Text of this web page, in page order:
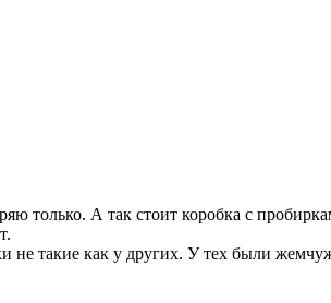
только. А так стоит коробка с
не такие как у других. У тех были